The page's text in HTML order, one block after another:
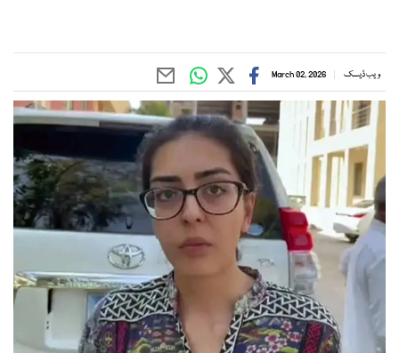
ویب ڈیسک March 02, 2026